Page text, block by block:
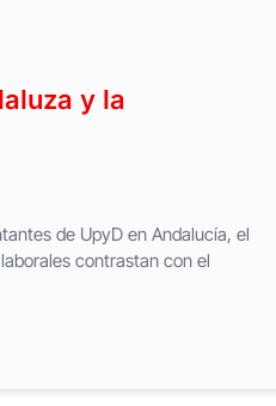
y la
de UpyD en Andalucía, el
contrastan con el